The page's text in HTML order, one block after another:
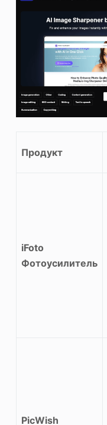
Продукт
iFoto
Фотоусилитель
PicWish